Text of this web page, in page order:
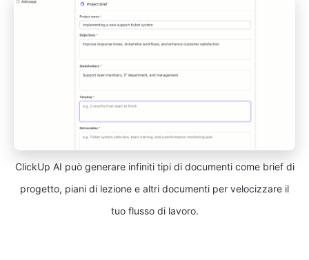
ClickUp AI può generare infiniti tipi di documenti come brief di
progetto, piani di lezione e altri documenti per velocizzare il
tuo flusso di lavoro.